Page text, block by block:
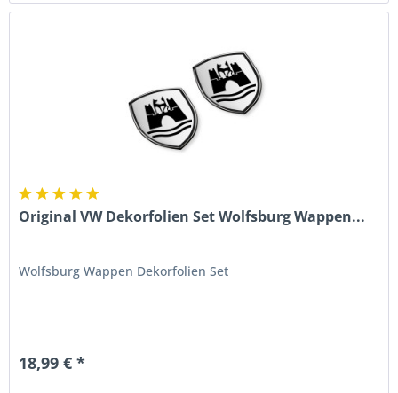
Original VW Dekorfolien Set Wolfsburg Wappen...
Wolfsburg Wappen Dekorfolien Set
18,99 € *